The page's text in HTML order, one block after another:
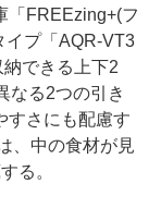
「FREEzing+(フ
イプ「AQR-VT3
できる上下2
なる2つの引き
すさにも配慮す
、中の食材が見
る。